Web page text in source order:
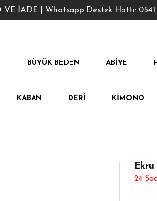
İADE | Whatsapp Destek Hattı: 0541
BÜYÜK BEDEN ABIYE
KABAN DERI KIMONO
24